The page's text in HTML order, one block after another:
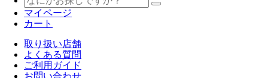
マイページ
カート
取り扱い店舗
よくある質問
ご利用ガイド